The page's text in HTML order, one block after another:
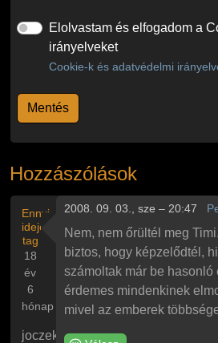
Elolvastam és elfogadom a
irányelveket
Cookie-k és adatvédelmi
Hozzászólások
Ennyi
ideje
tag
18
év
6
hónap
joczek
2008. 09. 03., sze – 20:47
Nem, nem őrültél meg
biztos, hogy képzelődtél,
számoltak már be hasonló
érdemes mindenkinek
mivel az emberek